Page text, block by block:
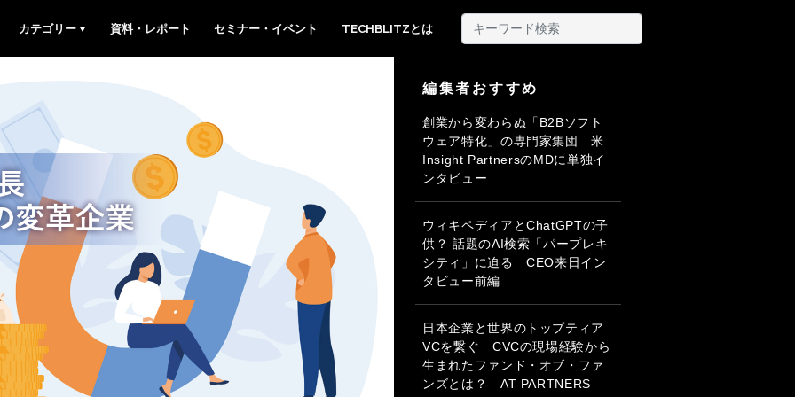
カテゴリー 資料・レポート セミナー・イベント TECHBLITZとは
編集者おすすめ
創業から変わらぬ「B2Bソフト
ウェア特化」の専門家集団 米
Insight PartnersのMDに単独イ
ンタビュー
ウィキペディアとChatGPTの子
供？ 話題のAI検索「パープレキ
シティ」に迫る CEO来日イン
タビュー前編
日本企業と世界のトップティア
VCを繋ぐ CVCの現場経験から
生まれたファンド・オブ・ファ
ンズとは？ AT PARTNERS